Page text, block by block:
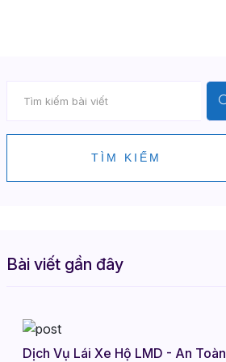
TÌM KIẾM
Bài viết gần đây
Dịch Vụ Lái Xe Hộ LMD - An Toàn